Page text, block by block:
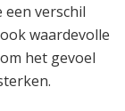
verschil
waardevolle
het gevoel